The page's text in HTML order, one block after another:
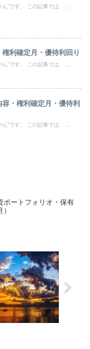
”です。 この記事では、 ...
利確定月・優待利回り
”です。 この記事では、 ...
・権利確定月・優待利
ん”です。 この記事では、 ...
ポートフォリオ・保有